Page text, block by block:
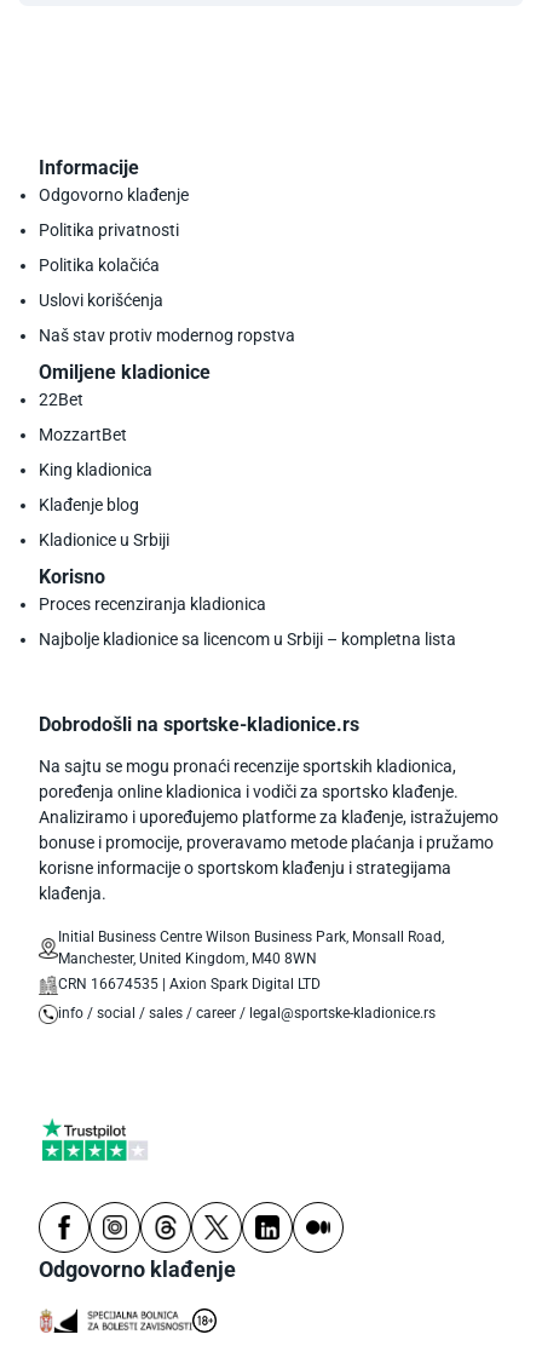
Informacije
Odgovorno klađenje
Politika privatnosti
Politika kolačića
Uslovi korišćenja
Naš stav protiv modernog ropstva
Omiljene kladionice
22Bet
MozzartBet
King kladionica
Klađenje blog
Kladionice u Srbiji
Korisno
Proces recenziranja kladionica
Najbolje kladionice sa licencom u Srbiji – kompletna lista
Dobrodošli na sportske-kladionice.rs
Na sajtu se mogu pronaći recenzije sportskih kladionica,
poređenja online kladionica i vodiči za sportsko klađenje.
Analiziramo i upoređujemo platforme za klađenje, istražujemo
bonuse i promocije, proveravamo metode plaćanja i pružamo
korisne informacije o sportskom klađenju i strategijama
klađenja.
Initial Business Centre Wilson Business Park, Monsall Road,
Manchester, United Kingdom, M40 8WN
CRN 16674535 | Axion Spark Digital LTD
info / social / sales / career / legal@sportske-kladionice.rs
Odgovorno klađenje